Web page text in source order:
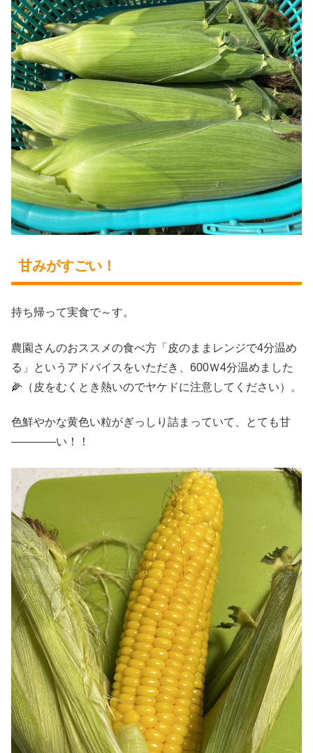
甘みがすごい！
持ち帰って実食で～す。
農園さんのおススメの食べ方「皮のままレンジで4分温め
る」というアドバイスをいただき、600Ｗ4分温めました
🌽（皮をむくとき熱いのでヤケドに注意してください）。
色鮮やかな黄色い粒がぎっしり詰まっていて、とても甘
――――い！！